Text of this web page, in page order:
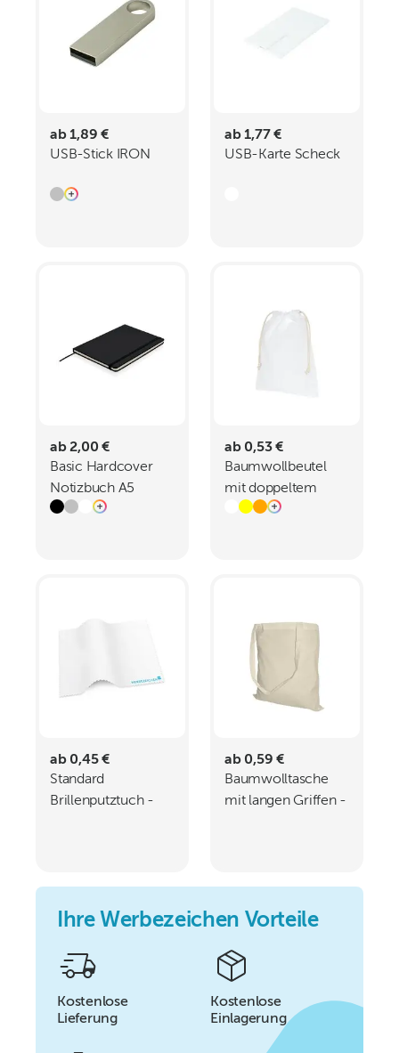
ab 1,89 €
USB-Stick IRON
ab 1,77 €
USB-Karte Scheck
ab 2,00 €
Basic Hardcover
Notizbuch A5
ab 0,53 €
Baumwollbeutel
mit doppeltem
Kordelzug - 135 gm
ab 0,45 €
Standard
Brillenputztuch -
ab 0,59 €
Baumwolltasche
mit langen Griffen -
Ihre Werbezeichen Vorteile
Kostenlose
Lieferung
Kostenlose
Einlagerung